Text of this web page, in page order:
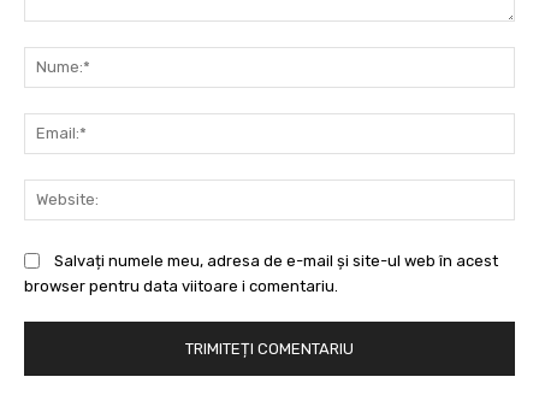
Salvați numele meu, adresa de e-mail și site-ul web în acest
browser pentru data viitoare i comentariu.